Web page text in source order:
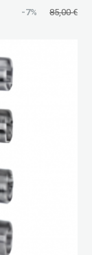
-7% 85,00 €